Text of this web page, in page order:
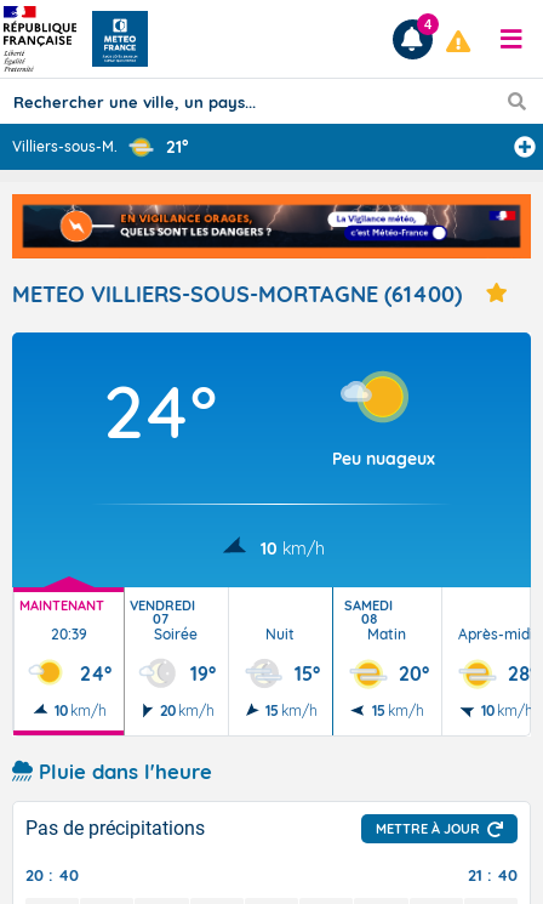
Prévisions
TOUS LES RÉSULTATS
Articles
4
Villiers-sous-M... 21°
METEO VILLIERS-SOUS-MORTAGNE (61400)
24°
Peu nuageux
10 km/h
MAINTENANT
20:39
24°
10 km/h
VENDREDI
07
Soirée
19°
20 km/h
Nuit
15°
15 km/h
SAMEDI
08
Matin
20°
15 km/h
Après-midi
28°
10 km/h
Pluie dans l'heure
Pas de précipitations METTRE À JOUR
20 : 40 21 : 40